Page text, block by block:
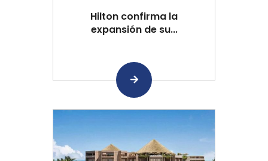
Hilton confirma la
expansión de su...